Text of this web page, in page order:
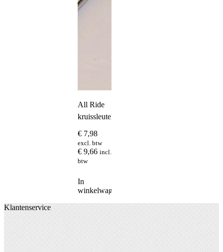
All Ride
kruissleutel
€ 7,98
excl. btw
€ 9,66 incl.
btw
In
winkelwagen
Klantenservice